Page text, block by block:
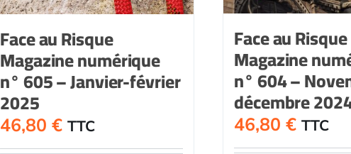
Face au Risque
Magazine numérique
n° 605 – Janvier-février
2025
46,80 € TTC
Face au Risque
Magazine
n° 604 –
décembre
46,80 € TTC